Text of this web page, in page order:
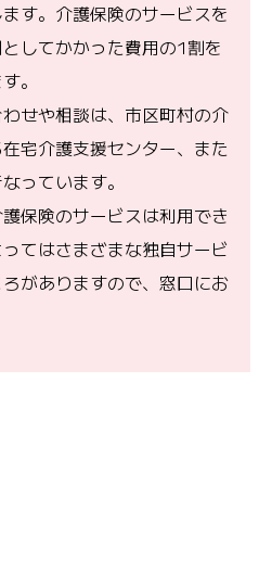
す。介護保険のサービスを
してかかった費用の1割を
。
せや相談は、市区町村の介
宅介護支援センター、また
っています。
保険のサービスは利用でき
てはさまざまな独自サービ
がありますので、窓口にお